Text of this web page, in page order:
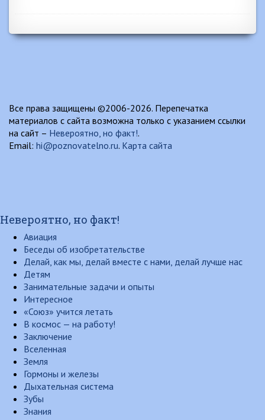
Все права защищены ©2006-2026. Перепечатка
материалов с сайта возможна только с указанием ссылки
на сайт – Невероятно, но факт!.
Email: hi@poznovatelno.ru. Карта сайта
Невероятно, но факт!
Авиация
Беседы об изобретательстве
Делай, как мы, делай вместе с нами, делай лучше нас
Детям
Занимательные задачи и опыты
Интересное
«Союз» учится летать
В космос — на работу!
Заключение
Вселенная
Земля
Гормоны и железы
Дыхательная система
Зубы
Знания